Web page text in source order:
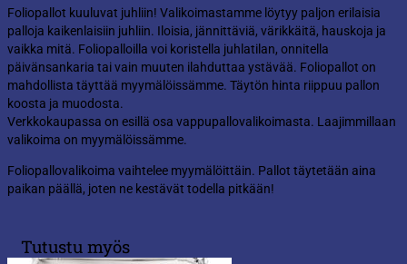
Foliopallot kuuluvat juhliin! Valikoimastamme löytyy paljon erilaisia
palloja kaikenlaisiin juhliin. Iloisia, jännittäviä, värikkäitä, hauskoja ja
vaikka mitä. Foliopalloilla voi koristella juhlatilan, onnitella
päivänsankaria tai vain muuten ilahduttaa ystävää. Foliopallot on
mahdollista täyttää myymälöissämme. Täytön hinta riippuu pallon
koosta ja muodosta.
Verkkokaupassa on esillä osa vappupallovalikoimasta. Laajimmillaan
valikoima on myymälöissämme.
Foliopallovalikoima vaihtelee myymälöittäin. Pallot täytetään aina
paikan päällä, joten ne kestävät todella pitkään!
Tutustu myös